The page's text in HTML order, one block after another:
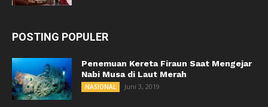
POSTING POPULER
Penemuan Kereta Firaun Saat Mengejar
Nabi Musa di Laut Merah
NASIONAL Juni 3, 2019